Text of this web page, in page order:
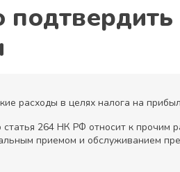
расходы в целях налога на
264 НК РФ относит к прочим
приемом и обслуживанием